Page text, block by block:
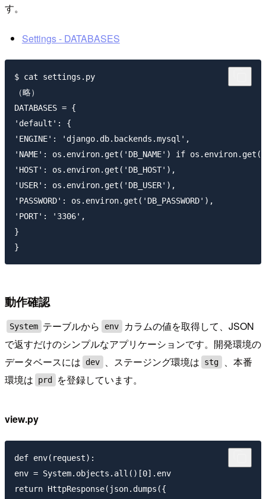
す。
Settings - DATABASES
$ cat settings.py
（略）
DATABASES = {
'default': {
'ENGINE': 'django.db.backends.mysql',
'NAME': os.environ.get('DB_NAME') if
'HOST': os.environ.get('DB_HOST'),
'USER': os.environ.get('DB_USER'),
'PASSWORD': os.environ.get('DB_PASSWORD'),
'PORT': '3306',
}
動作確認
System テーブルから env
カラムの値を取得して、JSON
で返すだけのシンプルなアプリケーションです。開発環境の
データベースには
dev 、ステージング環境は stg
、本番
環境は
prd を登録しています。
view.py
def env(request):
env = System.objects.all()[0].env
return HttpResponse(json.dumps({